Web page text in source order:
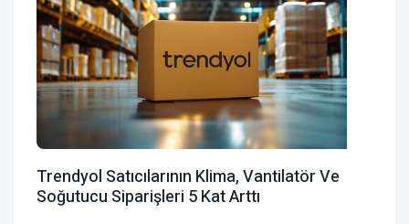
Trendyol Satıcılarının Klima, Vantilatör ‎ve
Soğutucu Siparişleri 5 Kat Arttı